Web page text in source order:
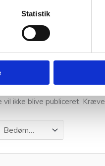
Statistik
Det er uanset om du
online, men også i vores
til at anmelde
vil ikke blive publiceret.